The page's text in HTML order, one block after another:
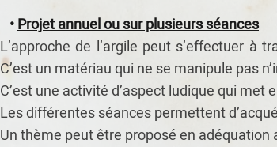
•Projet annuel ou sur plusieurs séances
L’approche de l’argile peut s’effectuer à
C’est un matériau qui ne se manipule pas
C’est une activité d’aspect ludique qui
Les différentes séances permettent
Un thème peut être proposé en adéquation